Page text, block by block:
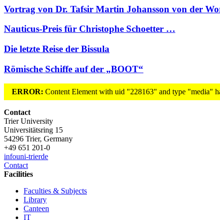
Vortrag von Dr. Tafsir Martin Johansson von der
Nauticus-Preis für Christophe Schoetter …
Die letzte Reise der Bissula
Römische Schiffe auf der „BOOT“
ERROR: Content Element with uid "228163" and type "media"
Contact
Trier University
Universitätsring 15
54296 Trier, Germany
+49 651 201-0
infouni-trierde
Contact
Facilities
Faculties & Subjects
Library
Canteen
IT